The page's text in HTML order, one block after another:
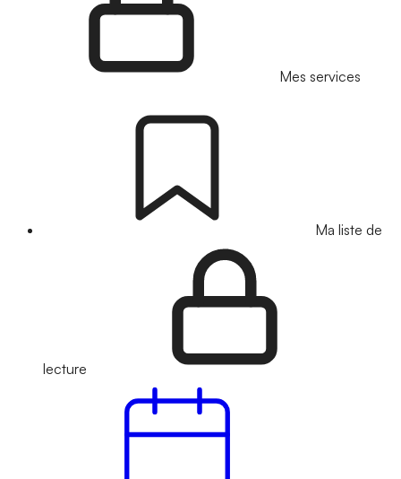
Mes services
Ma liste de
lecture